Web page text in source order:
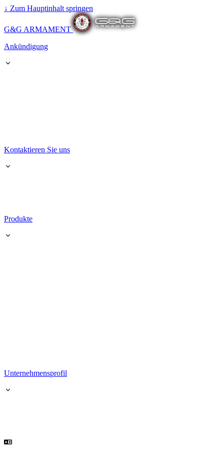
↓ Zum Hauptinhalt springen
G&G ARMAMENT
Ankündigung
Kontaktieren Sie uns
Produkte
Unternehmensprofil